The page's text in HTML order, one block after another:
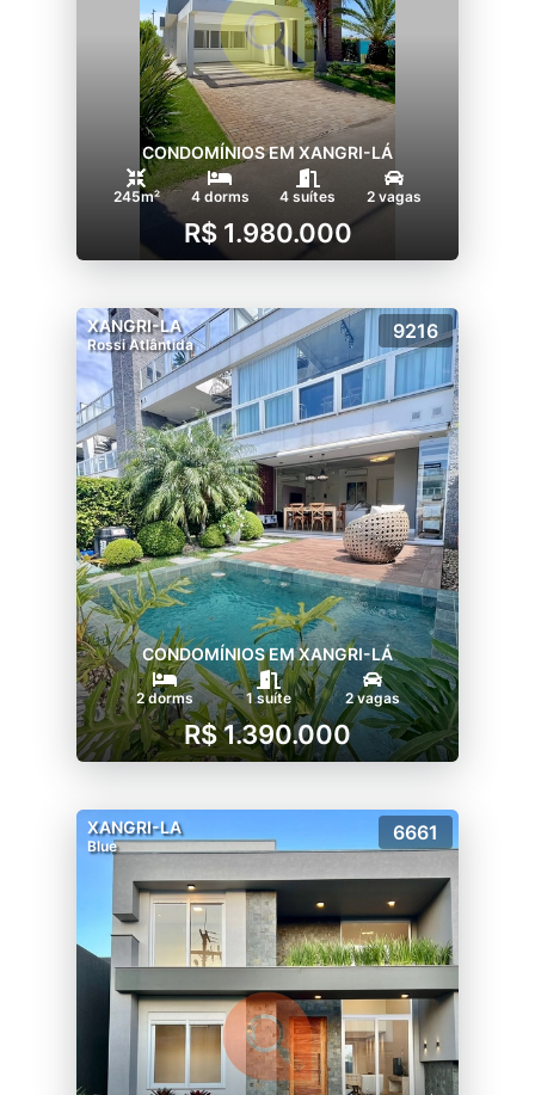
CONDOMÍNIOS EM XANGRI-LÁ
245m² 4 dorms 4 suítes 2 vagas
R$ 1.980.000
XANGRI-LA
Rossi Atlântida
9216
CONDOMÍNIOS EM XANGRI-LÁ
2 dorms 1 suíte 2 vagas
R$ 1.390.000
XANGRI-LA
Blue
6661